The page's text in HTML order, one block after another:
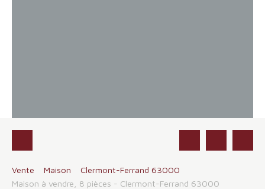
Vente Maison
Clermont-Ferrand 63000
Maison à vendre, 8 pièces - Clermont-Ferrand 63000